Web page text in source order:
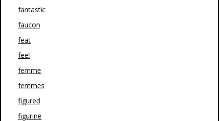
fantastic
faucon
feat
feel
femme
femmes
figured
figurine